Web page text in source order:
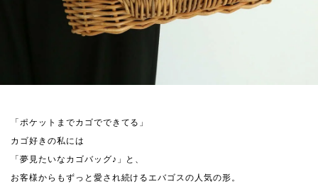
「ポケットまでカゴでできてる」
カゴ好きの私には
「夢見たいなカゴバッグ♪」と、
お客様からもずっと愛され続けるエバゴスの人気の形。